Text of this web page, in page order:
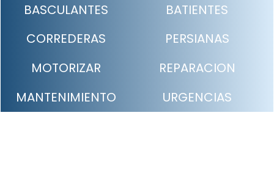
BASCULANTES
BATIENTES
CORREDERAS
PERSIANAS
MOTORIZAR
REPARACION
MANTENIMIENTO
URGENCIAS